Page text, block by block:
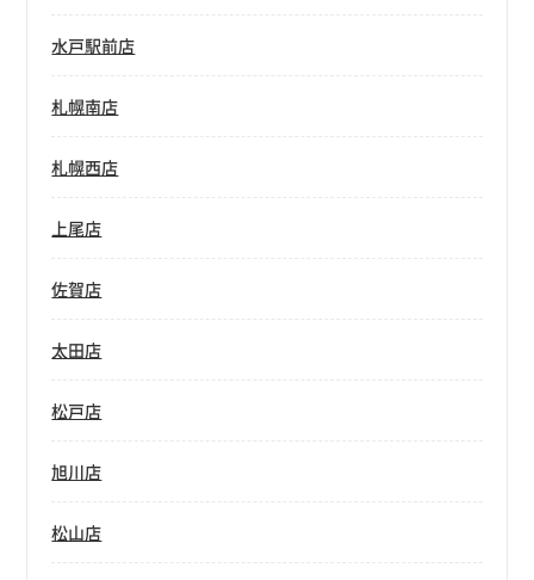
水戸駅前店
札幌南店
札幌西店
上尾店
佐賀店
太田店
松戸店
旭川店
松山店